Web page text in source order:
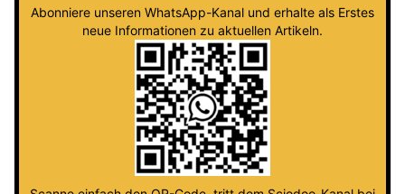
Abonniere unseren WhatsApp-Kanal und erhalte als Erstes
neue Informationen zu aktuellen Artikeln.